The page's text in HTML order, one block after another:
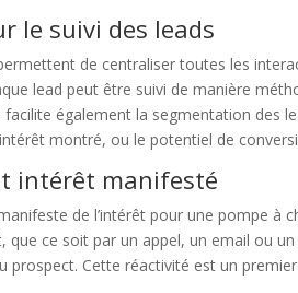
le suivi des leads
de centraliser toutes les
lead peut être suivi de manière
également la segmentation des
montré, ou le potentiel de
intérêt manifesté
de l’intérêt pour une pompe à
ce soit par un appel, un email ou
Cette réactivité est un